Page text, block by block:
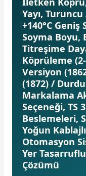
Pako Şalterler
Yayı,
+140°C Geniş
Soyma Boyu,
Titreşime
Köprüleme
Versiyon
(1872) /
Markalama
Seçeneği, TS
Beslemeleri,
Yoğun
Otomasyon
Yer
Çözümü